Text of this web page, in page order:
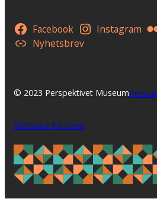
Facebook Instagram
Nyhetsbrev
© 2023 Perspektivet Museum
Nettsider fra Gnist